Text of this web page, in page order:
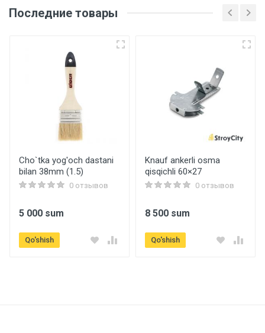
Последние товары
Cho`tka yog'och dastani
bilan 38mm (1.5)
0 отзывов
5 000 sum
Qo'shish
Knauf ankerli osma
qisqichli 60×27
0 отзывов
8 500 sum
Qo'shish